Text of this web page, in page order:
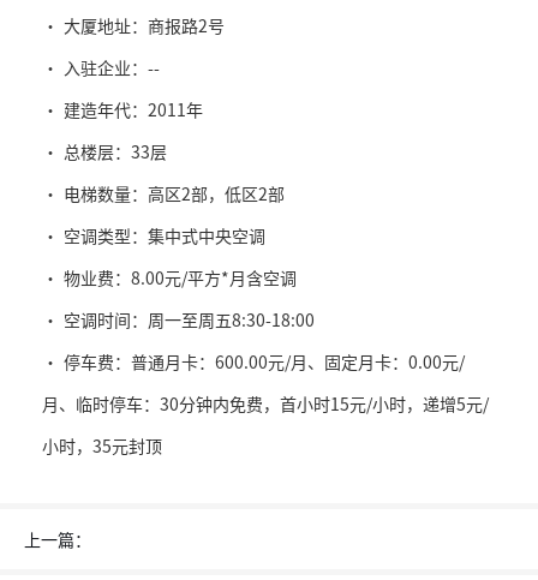
· 大厦地址：商报路2号
· 入驻企业：--
· 建造年代：2011年
· 总楼层：33层
· 电梯数量：高区2部，低区2部
· 空调类型：集中式中央空调
· 物业费：8.00元/平方*月含空调
· 空调时间：周一至周五8:30-18:00
· 停车费：普通月卡：600.00元/月、固定月卡：0.00元/
月、临时停车：30分钟内免费，首小时15元/小时，递增5元/
小时，35元封顶
上一篇：